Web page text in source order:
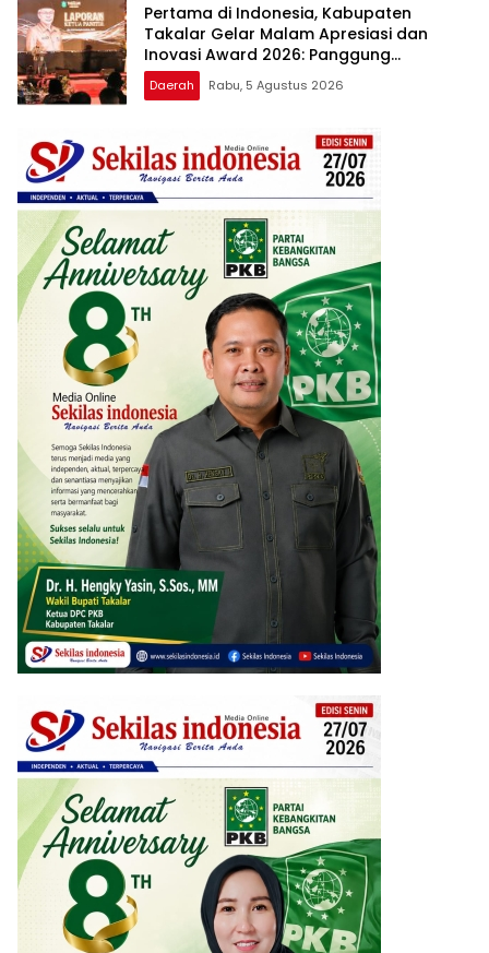
Pertama di Indonesia, Kabupaten
Takalar Gelar Malam Apresiasi dan
Inovasi Award 2026: Panggung
Penghargaan bagi Pelayan Publik
Berprestasi
Daerah Rabu, 5 Agustus 2026